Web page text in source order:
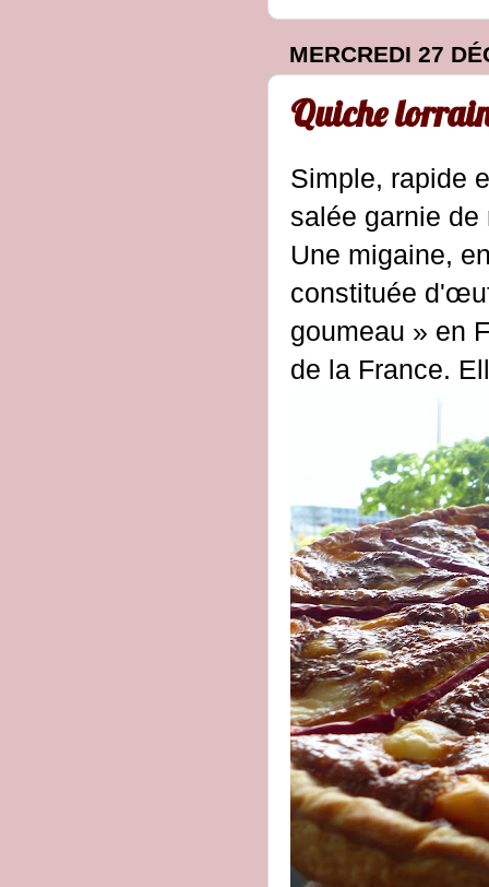
MERCREDI 27
Quiche
Simple, rapide
salée garnie de
Une migaine,
constituée
goumeau » en
de la France.